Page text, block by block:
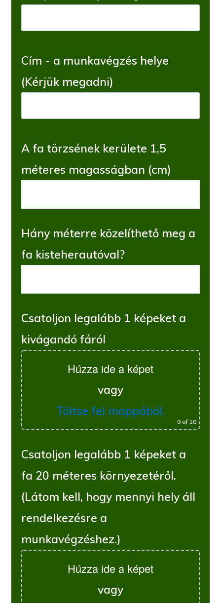
Cím - a munkavégzés helye
(Kérjük megadni)
A fa törzsének kerülete 1,5
méteres magasságban (cm)
Hány méterre közelíthető meg a
fa kisteherautóval?
Csatoljon legalább 1 képeket a
kivágandó fáról
Húzza ide a képet
vagy
Töltse fel mappából.
0of 10
Csatoljon legalább 1 képeket a
fa 20 méteres környezetéről.
(Látom kell, hogy mennyi hely áll
rendelkezésre a
munkavégzéshez.)
Húzza ide a képet
vagy